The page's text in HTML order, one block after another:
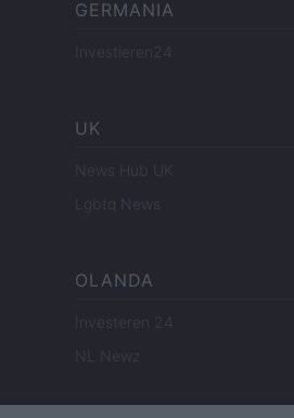
GERMANIA
Investieren24
UK
News Hub UK
Lgbtq News
OLANDA
Investeren 24
NL Newz